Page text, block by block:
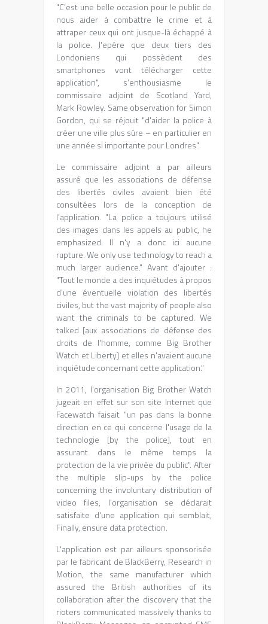
"C'est une belle occasion pour le public de
nous aider à combattre le crime et à
attraper ceux qui ont jusque-là échappé à
la police. J'epère que deux tiers des
Londoniens qui possèdent des
smartphones vont télécharger cette
application", s'enthousiasme le
commissaire adjoint de Scotland Yard,
Mark Rowley. Same observation for Simon
Gordon, qui se réjouit "d'aider la police à
créer une ville plus sûre – en particulier en
une année si importante pour Londres".
Le commissaire adjoint a par ailleurs
assuré que les associations de défense
des libertés civiles avaient bien été
consultées lors de la conception de
l'application. "La police a toujours utilisé
des images dans les appels au public, he
emphasized. Il n'y a donc ici aucune
rupture. We only use technology to reach a
much larger audience." Avant d'ajouter :
"Tout le monde a des inquiétudes à propos
d'une éventuelle violation des libertés
civiles, but the vast majority of people also
want the criminals to be captured. We
talked [aux associations de défense des
droits de l'homme, comme Big Brother
Watch et Liberty] et elles n'avaient aucune
inquiétude concernant cette application."
In 2011, l'organisation Big Brother Watch
jugeait en effet sur son site Internet que
Facewatch faisait "un pas dans la bonne
direction en ce qui concerne l'usage de la
technologie [by the police],tout en
assurant dans le même temps la
protection de la vie privée du public". After
the multiple slip-ups by the police
concerning the involuntary distribution of
video files, l'organisation se déclarait
satisfaite d'une application qui semblait,
Finally, ensure data protection.
L'application est par ailleurs sponsorisée
par le fabricant de BlackBerry, Research in
Motion, the same manufacturer which
assured the British authorities of its
collaboration after the discovery that the
rioters communicated massively thanks to